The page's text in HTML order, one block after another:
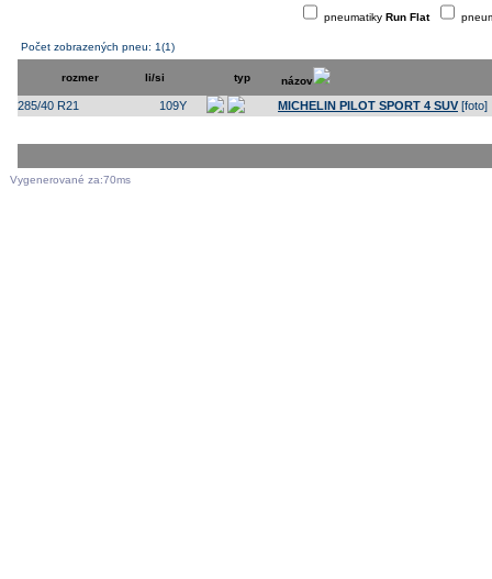
pneumatiky Run Flat
Počet zobrazených pneu: 1(1)
rozmer li/si typ názov
285/40 R21 109Y MICHELIN PILOT SPORT 4 SUV [foto]
Vygenerované za:70ms